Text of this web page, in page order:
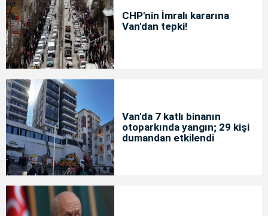
CHP'nin İmralı kararına
Van'dan tepki!
Van'da 7 katlı binanın
otoparkında yangın; 29 kişi
dumandan etkilendi